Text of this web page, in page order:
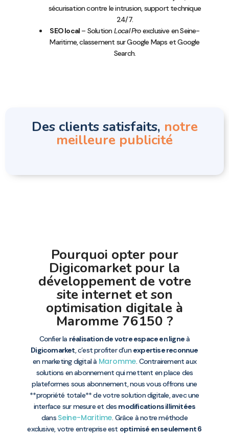
sécurisation contre le intrusion, support technique
24/7.
SEO local – SolutionLocal Proexclusive en Seine-
Maritime, classement sur Google Maps et Google
Search.
Des clients satisfaits, notre
meilleure publicité
Pourquoi opter pour
Digicomarket pour la
développement de votre
site internet et son
optimisation digitale à
Maromme 76150 ?
Confier la réalisation de votre espace en ligneà
Digicomarket, c’est profiter d’unexpertise reconnue
en marketing digital à Maromme. Contrairement aux
solutions en abonnement qui mettent en place des
plateformes sous abonnement, nous vous offrons une
**propriété totale** de votre solution digitale, avec une
interface sur mesure et des modifications illimitées
dans Seine-Maritime. Grâce à notre méthode
exclusive, votre entreprise est optimisé en seulement 6